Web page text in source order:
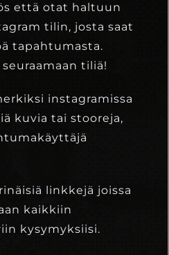
että otat haltuun
tilin, josta saat
tapahtumasta.
tiliä!
instagramissa
kuvia tai stooreja,
linkkejä joissa
kaikkiin
kysymyksiisi.